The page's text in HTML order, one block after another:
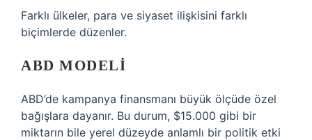
Farklı ülkeler, para ve siyaset ilişkisini farklı
biçimlerde düzenler.
ABD MODELI
ABD’de kampanya finansmanı büyük ölçüde özel
bağışlara dayanır. Bu durum, $15.000 gibi bir
miktarın bile yerel düzeyde anlamlı bir politik etki